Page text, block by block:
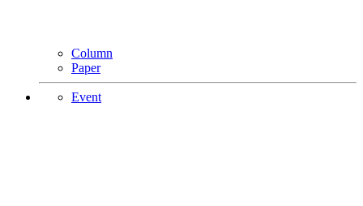
Column
Paper
Event